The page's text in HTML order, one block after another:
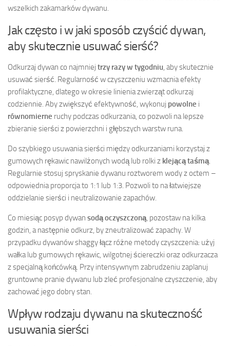
wszelkich zakamarków dywanu.
Jak często i w jaki sposób czyścić dywan,
aby skutecznie usuwać sierść?
Odkurzaj dywan co najmniej trzy razy w tygodniu , aby skutecznie
usuwać sierść. Regularność w czyszczeniu wzmacnia efekty
profilaktyczne, dlatego w okresie linienia zwierząt odkurzaj
codziennie. Aby zwiększyć efektywność, wykonuj powolne i
równomierne ruchy podczas odkurzania, co pozwoli na lepsze
zbieranie sierści z powierzchni i głębszych warstw runa.
Do szybkiego usuwania sierści między odkurzaniami korzystaj z
gumowych rękawic nawilżonych wodą lub rolki z klejącą taśmą
Regularnie stosuj spryskanie dywanu roztworem wody z octem –
odpowiednia proporcja to 1:1 lub 1:3. Pozwoli to na łatwiejsze
oddzielanie sierści i neutralizowanie zapachów.
Co miesiąc posyp dywan sodą oczyszczoną , pozostaw na kilka
godzin, a następnie odkurz, by zneutralizować zapachy. W
przypadku dywanów shaggy łącz różne metody czyszczenia: użyj
wałka lub gumowych rękawic, wilgotnej ściereczki oraz odkurzacza
z specjalną końcówką. Przy intensywnym zabrudzeniu zaplanuj
gruntowne pranie dywanu lub zleć profesjonalne czyszczenie, aby
zachować jego dobry stan.
Wpływ rodzaju dywanu na skuteczność
usuwania sierści